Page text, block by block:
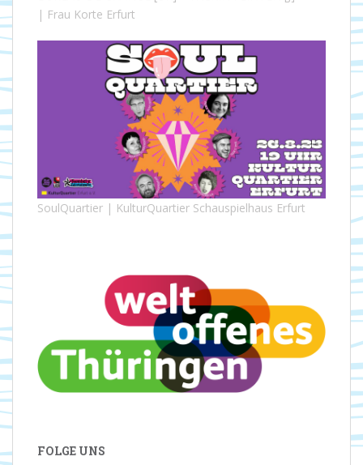
| Frau Korte Erfurt
SoulQuartier | KulturQuartier Schauspielhaus Erfurt
FOLGE UNS